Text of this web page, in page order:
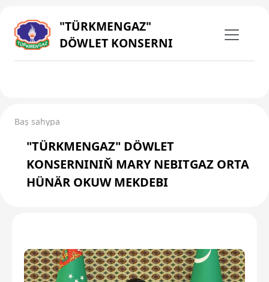
"TÜRKMENGAZ"
DÖWLET KONSERNI
Baş sahypa
"TÜRKMENGAZ" DÖWLET
KONSERNINIŇ MARY NEBITGAZ ORTA
HÜNÄR OKUW MEKDEBI